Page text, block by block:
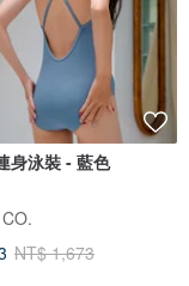
身泳裝 - 藍色
NT$ 1,673